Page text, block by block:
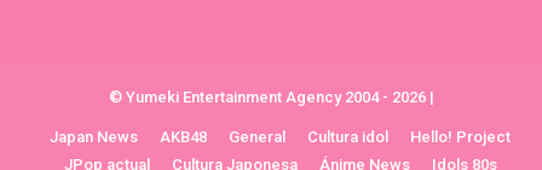
© Yumeki Entertainment Agency 2004 - 2026 |
Japan News AKB48 General Cultura idol
Hello! Project
JPop actual
Cultura Japonesa Ánime News Idols 80s